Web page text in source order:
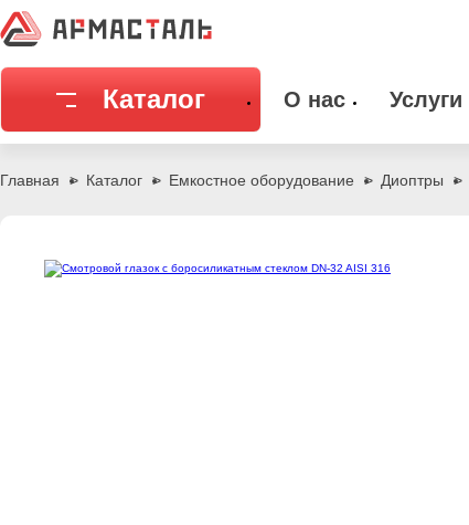
Каталог О нас Услуги
Главная Каталог Емкостное оборудование Диоптры